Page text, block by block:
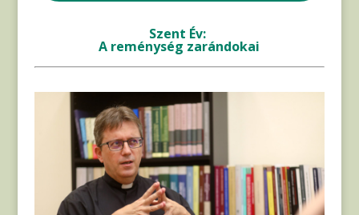
Szent Év:
A reménység zarándokai